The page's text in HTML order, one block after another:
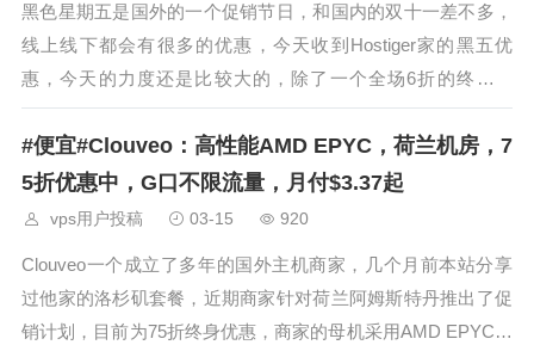
黑色星期五是国外的一个促销节日，和国内的双十一差不多，
线上线下都会有很多的优惠，今天收到Hostiger家的黑五优
惠，今天的力度还是比较大的，除了一个全场6折的终身优
惠，还提供了买两年送一个的优惠，商家提供美、土耳其和荷
兰地区的VPS服务，有VMware和KVM两种虚拟架构，目前优
惠下来1核1G的套餐三年仅需要58美元，每个月折合人民币10
块钱，性价比不错，而且具说土耳其机器可解土区奈飞，有需
#便宜#Clouveo：高性能AMD EPYC，荷兰机房，7
5折优惠中，G口不限流量，月付$3.37起
vps用户投稿 03-15 920
Clouveo一个成立了多年的国外主机商家，几个月前本站分享
过他家的洛杉矶套餐，近期商家针对荷兰阿姆斯特丹推出了促
销计划，目前为75折终身优惠，商家的母机采用AMD EPYC系